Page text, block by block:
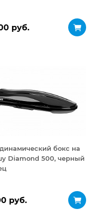
руб.
бокс на
Diamond 500, черный
руб.